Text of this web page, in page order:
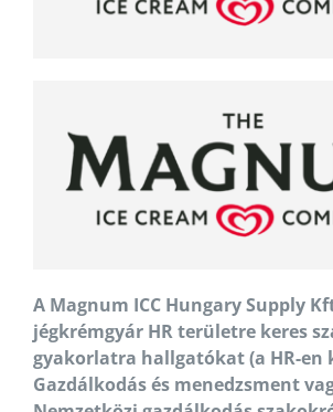
A Magnum ICC Hungary Supply
jégkrémgyár HR területre keres
gyakorlatra hallgatókat (a HR-en
Gazdálkodás és menedzsment